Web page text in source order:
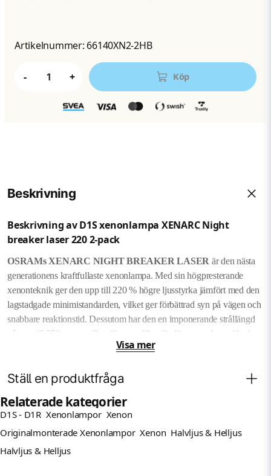
Artikelnummer: 66140XN2-2HB
- + Köp
Beskrivning
Beskrivning av D1S xenonlampa XENARC Night
breaker laser 220 2-pack
OSRAMs XENARC NIGHT BREAKER LASER är den nästa
generationens kraftfullaste xenonlampa. Med sin högpresterande
xenonteknik ger den upp till 220 % högre ljusstyrka jämfört med den
lagstadgade minimistandarden, vilket ger förbättrad syn på vägen och
snabbare reaktionstid. Dessutom har den en imponerande strållängd
på upp till 250 meter, vilket ökar synfältet för föraren och ger ökad
Förutom dess imponerande prestanda ger XENARC NIGHT
och stilren look på din bil. Denna lampa är det självklara valet för
förare som vill ha den mest kraftfulla och effektiva belysningen för
sina fordon. Utforska ren prestanda med XENARC NIGHT
BREAKER LASER från OSRAM.
Visa mer
Ställ en produktfråga
question
Fråga oss något om denna produkten...
Relaterade kategorier
D1S - D1R Xenonlampor Xenon
Originalmonterade Xenonlampor Xenon Halvljus & Helljus
Halvljus & Helljus